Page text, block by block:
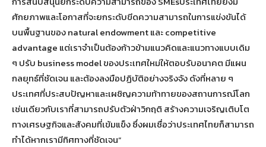
ศักยภาพและโอกาสที่จะยกระดับขีดความสามารถในการแข่งขันได้
บนพื้นฐานของ natural endowment และ competitive
advantage แต่เราจำเป็นต้องก้าวข้ามแนวคิดและแนวทางแบบเดิม
ๆ ปรับ business model ของประเทศใหม่ให้ตอบรับอนาคต มีแผน
กลยุทธ์ที่ชัดเจน และต้องลงมือปฏิบัติอย่างจริงจัง ดังที่หลาย ๆ
ประเทศที่ประสบปัญหาและเผชิญความท้าทายของสถานการณ์โลก
เช่นเดียวกับเราที่สามารถปรับตัวฝ่าวิกฤติ สร้างความเจริญเติบโต
ทางเศรษฐกิจและสังคมที่เข้มแข็ง ซึ่งผมเชื่อว่าประเทศไทยก็สามารถ
ทำได้หากเรามีทิศทางที่ชัดเจน”